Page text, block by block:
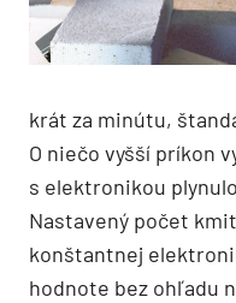
krát za minútu,
O niečo vyšší príkon
s elektronikou
Nastavený počet
konštantnej
hodnote bez ohľadu